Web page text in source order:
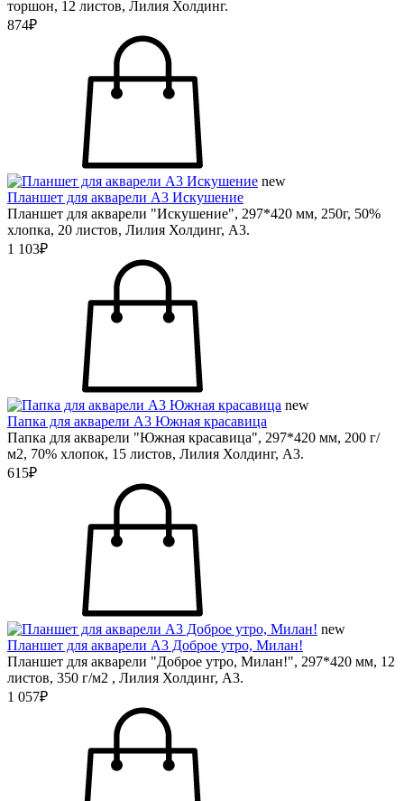
торшон, 12 листов, Лилия Холдинг.
874₽
new
Планшет для акварели А3 Искушение
Планшет для акварели "Искушение", 297*420 мм, 250г, 50%
хлопка, 20 листов, Лилия Холдинг, А3.
1 103₽
new
Папка для акварели А3 Южная красавица
Папка для акварели "Южная красавица", 297*420 мм, 200 г/
м2, 70% хлопок, 15 листов, Лилия Холдинг, А3.
615₽
new
Планшет для акварели А3 Доброе утро, Милан!
Планшет для акварели "Доброе утро, Милан!", 297*420 мм, 12
листов, 350 г/м2 , Лилия Холдинг, А3.
1 057₽